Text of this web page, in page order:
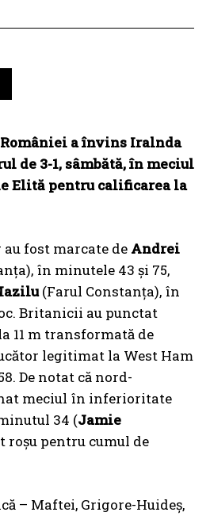
României a învins Iralnda
de 3-1, sâmbătă,în meciul
Elită pentru calificarea la
fost marcate de Andrei
în minutele 43 și 75,
(Farul Constanţa), în
Britanicii au punctat
11 m transformată de
legitimat la West Ham
De notat că nord-
meciul în inferioritate
34 (Jamie
roșu pentru cumul de
– Maftei, Grigore-Huideș,